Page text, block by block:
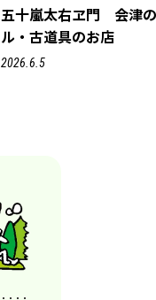
五十嵐太右ヱ門 会津
ル・古道具のお店
2026.6.5